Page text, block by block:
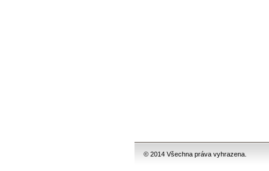
© 2014 Všechna práva vyhrazena.